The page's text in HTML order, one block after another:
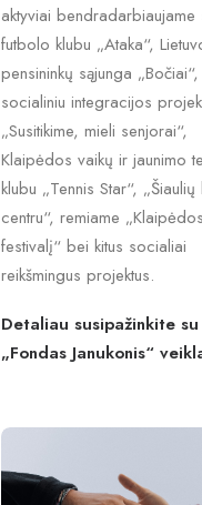
aktyviai bendradarbiaujame
futbolo klubu „Ataka“,
pensininkų sąjunga „Bočiai“,
socialiniu integracijos
„Susitikime, mieli senjorai“,
Klaipėdos vaikų ir jaunimo
klubu „Tennis Star“, „Šiaulių
centru“, remiame
festivalį“ bei kitus socialiai
reikšmingus projektus.
Detaliau susipažinkite su
„Fondas Janukonis“